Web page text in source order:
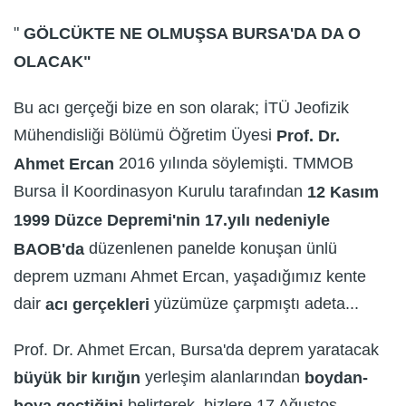
" GÖLCÜKTE NE OLMUŞSA BURSA'DA DA O
OLACAK"
Bu acı gerçeği bize en son olarak; İTÜ Jeofizik
Mühendisliği Bölümü Öğretim Üyesi Prof. Dr.
Ahmet Ercan 2016 yılında söylemişti. TMMOB
Bursa İl Koordinasyon Kurulu tarafından 12 Kasım
1999 Düzce Depremi'nin 17.yılı nedeniyle
BAOB'da düzenlenen panelde konuşan ünlü
deprem uzmanı Ahmet Ercan, yaşadığımız kente
dair acı gerçekleri yüzümüze çarpmıştı adeta...
Prof. Dr. Ahmet Ercan, Bursa'da deprem yaratacak
büyük bir kırığın yerleşim alanlarından boydan-